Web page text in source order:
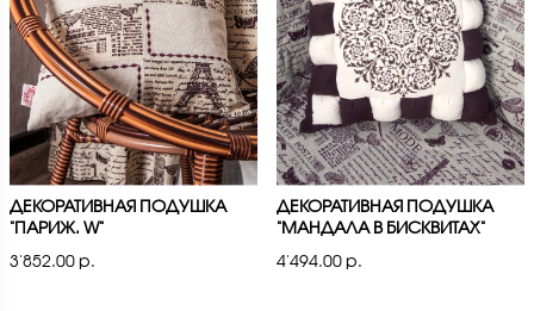
ДЕКОРАТИВНАЯ ПОДУШКА
"ПАРИЖ. W"
3'852.00 р.
ДЕКОРАТИВНАЯ ПОДУШКА
"МАНДАЛА В БИСКВИТАХ"
4'494.00 р.